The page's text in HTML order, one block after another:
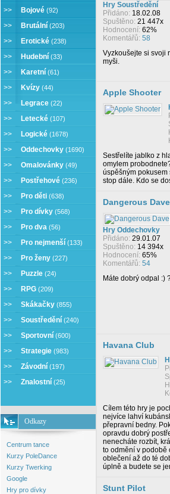
>> Bojové (92)
>> Brutální (203)
>> Erotické (238)
>> Hudební (33)
>> Karetní (61)
>> Kvízy (44)
>> Legrace (22)
>> Letecké (107)
>> Logické (1678)
>> Oddechovky (1690)
>> Omalovánky (49)
>> Postřehové (236)
>> Pro děti (638)
>> Pro dívky (568)
>> Pro dva (56)
>> Pro nejmenší (133)
>> Pro ženy (227)
>> Puzzle (24)
>> RPG (209)
>> Skákačky (855)
>> Soustředění (240)
>> Sportovní (600)
>> Strategie (983)
>> Závodní (197)
>> Znalostní (25)
Odkazy
Centrum tance
Kurzy PoleDance
Kurzy Twerking
Google
Hry pro dívky
Hry Soustředění
Přidáno: 18.02.08
Spuštěno: 21 447x
Hodnocení: 62%
Komentářů: 58
Vyzkoušejte si svoji
myši.
Apple Shooter
Sestřelíte jablko z
omylem
úspěšným
stop dále. Kdo se
Dangerous Dave
Hry Oddechovky
Přidáno: 29.01.07
Spuštěno: 14 394x
Hodnocení: 65%
Komentářů: 54
Máte dobrý odpal :)
Havana Club
Cílem této hry je
nejvíce lahví
přepravní bedny.
opravdu dobrý
nenecháte rozbít,
to odmění v podobě
oblečení až do té
úplně a budete se
Stunt Pilot